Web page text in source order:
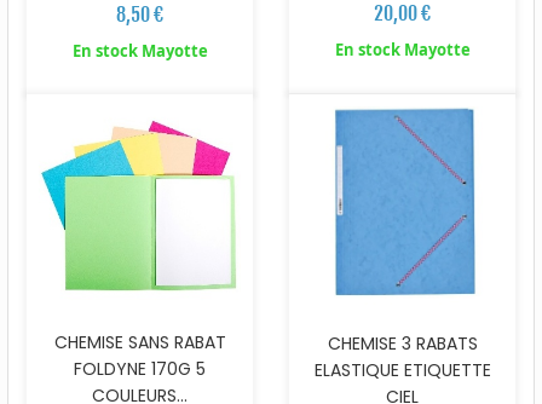
8,50 €
En stock Mayotte
20,00 €
En stock Mayotte
CHEMISE SANS RABAT
FOLDYNE 170G 5
COULEURS...
CHEMISE 3 RABATS
ELASTIQUE ETIQUETTE
CIEL